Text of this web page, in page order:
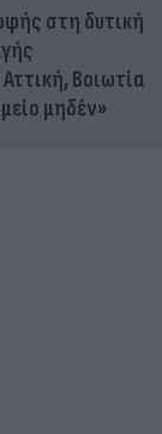
στη δυτική
Βοιωτία
μηδέν»